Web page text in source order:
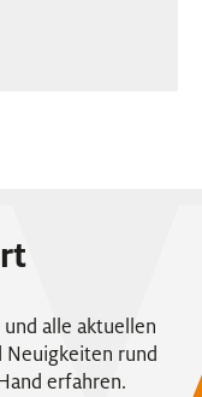
alle aktuellen
Neuigkeiten rund
erfahren.